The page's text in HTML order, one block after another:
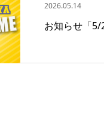
2026.05.14
お知らせ「